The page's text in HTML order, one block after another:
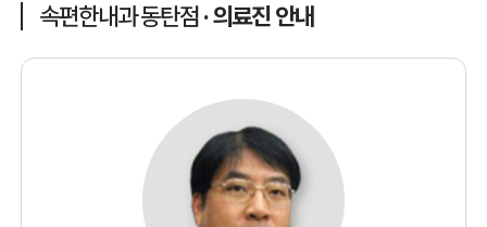
속편한내과 동탄점 · 의료진 안내